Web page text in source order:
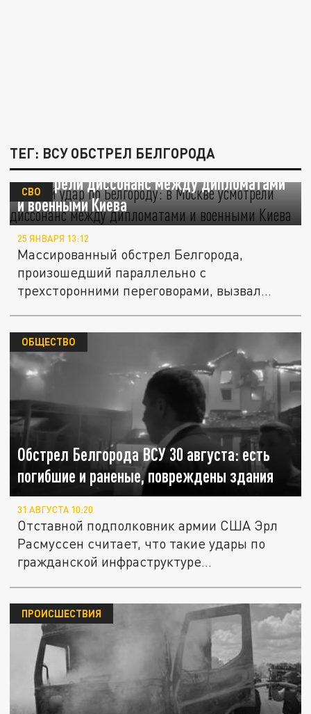
ТЕГ: ВСУ ОБСТРЕЛ БЕЛГОРОДА
Новый удар по Белгороду: в Москве
усмотрели диссонанс между дипломатами
и военными Киева
СВО
25 ЯНВАРЯ 13:12
Массированный обстрел Белгорода,
произошедший параллельно с
трехсторонними переговорами, вызвал
Обстрел Белгорода ВСУ 30 августа: есть
погибшие и раненые, повреждены здания
ОБЩЕСТВО
31 АВГУСТА 10:20
Отставной подполковник армии США Эрл
Расмуссен считает, что такие удары по
гражданской инфраструктуре...
ПРОИСШЕСТВИЯ